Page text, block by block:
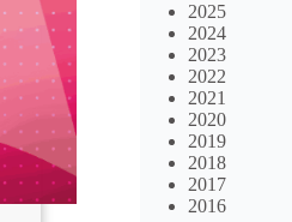
2025
2024
2023
2022
2021
2020
2019
2018
2017
2016